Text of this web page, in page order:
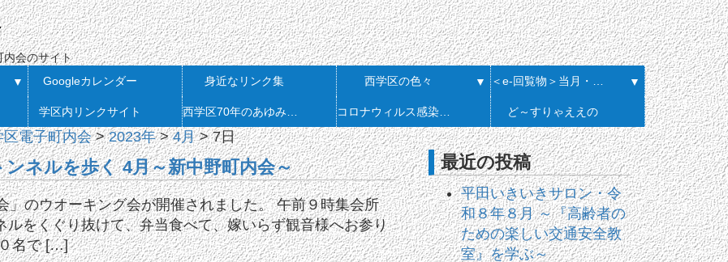
内会のサイト
▼ Googleカレンダー 身近なリンク集 西学区の色々 ▼ ▼
学区内リンクサイト ど～すりゃええの
電子町内会>2023年>4月>7日
ネルを歩く 4月～新中野町内会～
」のウオーキング会が開催されました。 午前９時集会所
をくぐり抜けて、弁当食べて、嫁いらず観音様へお参り
名で […]
最近の投稿
平田いきいきサロン・令
和８年８月 ～『高齢者の
ための楽しい交通安全教
室』を学ぶ～